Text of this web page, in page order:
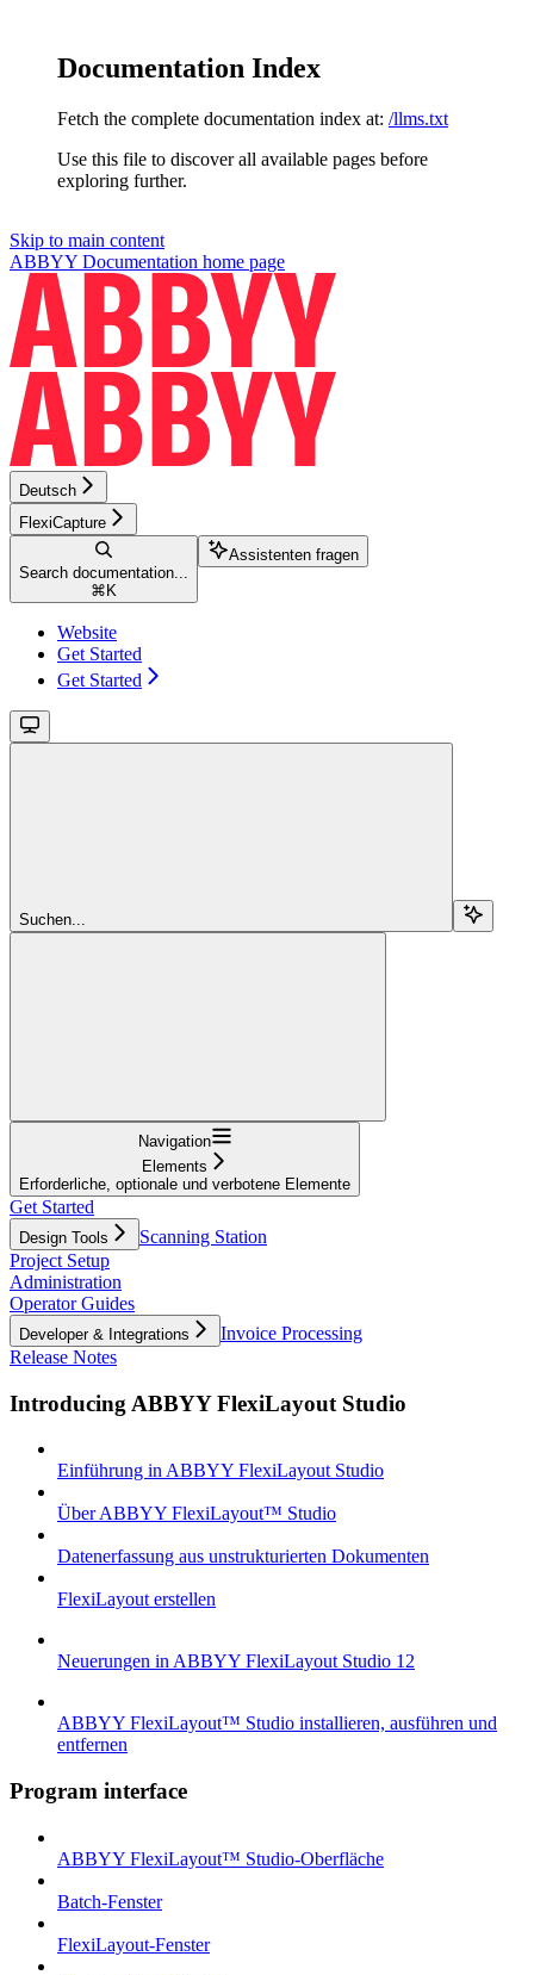
Documentation Index
Fetch the complete documentation index at: /llms.txt
Use this file to discover all available pages before
exploring further.
Skip to main content
ABBYY Documentation home page
Deutsch
FlexiCapture
Search documentation...
⌘ K
Assistenten fragen
Website
Get Started
Get Started
Suchen...
Navigation
Elements
Erforderliche, optionale und verbotene Elemente
Get Started
Design Tools
Scanning Station
Project Setup
Administration
Operator Guides
Developer & Integrations
Invoice Processing
Release Notes
Introducing ABBYY FlexiLayout Studio
Einführung in ABBYY FlexiLayout Studio
Über ABBYY FlexiLayout™ Studio
Datenerfassung aus unstrukturierten Dokumenten
FlexiLayout erstellen
Neuerungen in ABBYY FlexiLayout Studio 12
ABBYY FlexiLayout™ Studio installieren, ausführen und
entfernen
Program interface
ABBYY FlexiLayout™ Studio-Oberfläche
Batch-Fenster
FlexiLayout-Fenster